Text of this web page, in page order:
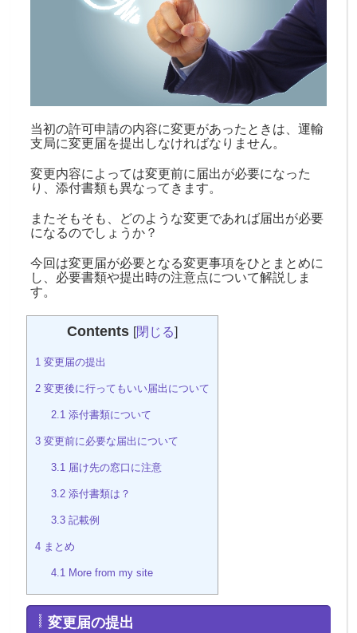
当初の許可申請の内容に変更があったときは、運輸
支局に変更届を提出しなければなりません。
変更内容によっては変更前に届出が必要になった
り、添付書類も異なってきます。
またそもそも、どのような変更であれば届出が必要
になるのでしょうか？
今回は変更届が必要となる変更事項をひとまとめに
し、必要書類や提出時の注意点について解説しま
す。
Contents [閉じる]
1 変更届の提出
2 変更後に行ってもいい届出について
2.1 添付書類について
3 変更前に必要な届出について
3.1 届け先の窓口に注意
3.2 添付書類は？
3.3 記載例
4 まとめ
4.1 More from my site
変更届の提出